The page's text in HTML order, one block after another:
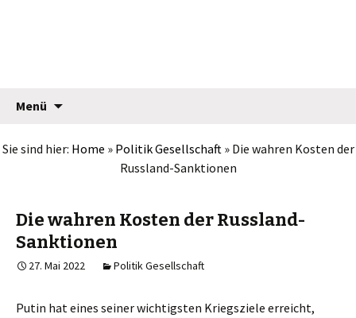
Menü
Sie sind hier: Home » Politik Gesellschaft» Die wahren Kosten der
Russland-Sanktionen
Die wahren Kosten der Russland-
Sanktionen
27. Mai 2022 Politik Gesellschaft
Putin hat eines seiner wichtigsten Kriegsziele erreicht,